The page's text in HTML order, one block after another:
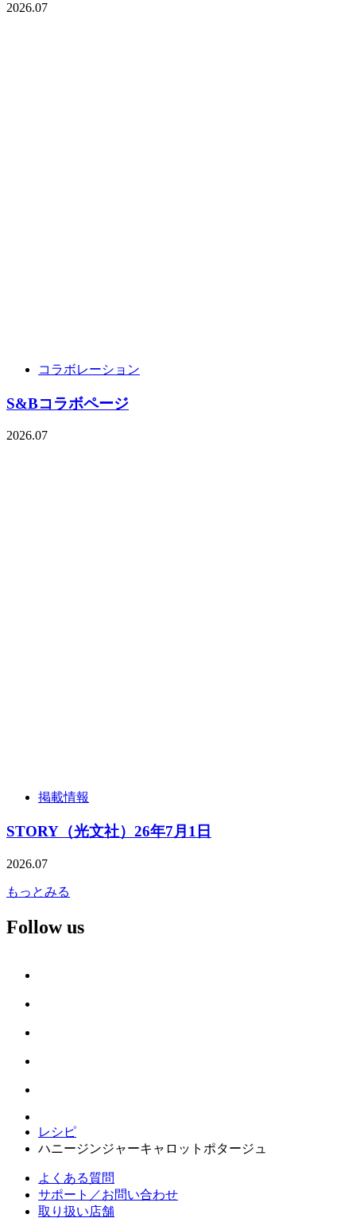
2026.07
コラボレーション
S&Bコラボページ
2026.07
掲載情報
STORY（光文社）26年7月1日
2026.07
もっとみる
Follow us
レシピ
ハニージンジャーキャロットポタージュ
よくある質問
サポート／お問い合わせ
取り扱い店舗